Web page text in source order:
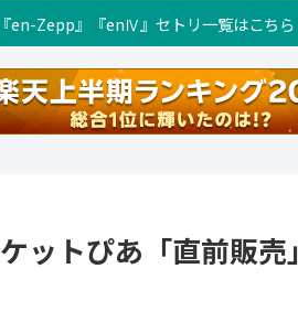
en-Zepp』『enⅣ』セトリ一覧はこちら
ットぴあ「直前販売」